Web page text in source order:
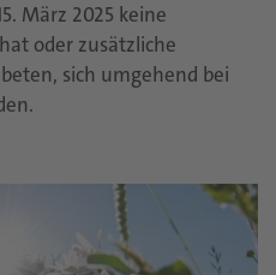
März 2025 keine
oder zusätzliche
sich umgehend bei